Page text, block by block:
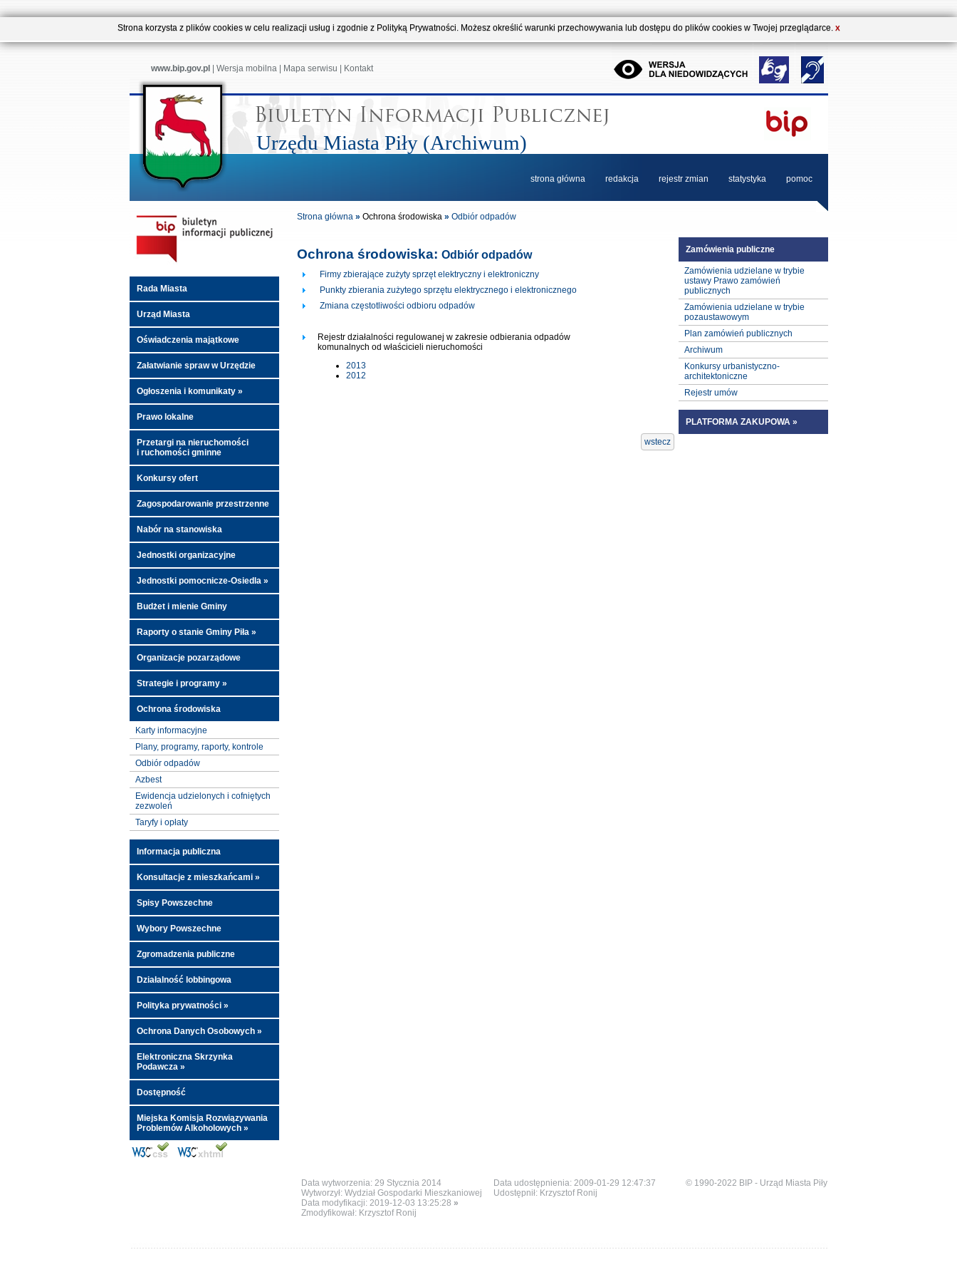
Strona korzysta z plików cookies w celu realizacji usług i zgodnie z Polityką Prywatności. Możesz określić warunki przechowywania lub dostępu do plików cookies w Twojej przeglądarce. X
www.bip.gov.pl Wersja mobilna| Mapa serwisu Kontakt
Urzędu Miasta Piły (Archiwum)
strona główna redakcja rejestr zmian statystyka pomoc
Rada Miasta
Urząd Miasta
Oświadczenia majątkowe
Załatwianie spraw w Urzędzie
Ogłoszenia i komunikaty »
Prawo lokalne
Przetargi na nieruchomości
i ruchomości gminne
Konkursy ofert
Zagospodarowanie przestrzenne
Nabór na stanowiska
Jednostki organizacyjne
Jednostki pomocnicze-Osiedla »
Budżet i mienie Gminy
Raporty o stanie Gminy Piła »
Organizacje pozarządowe
Strategie i programy »
Ochrona środowiska
Karty informacyjne
Plany, programy, raporty, kontrole
Odbiór odpadów
Azbest
Ewidencja udzielonych i cofniętych
zezwoleń
Taryfy i opłaty
Informacja publiczna
Konsultacje z mieszkańcami »
Spisy Powszechne
Wybory Powszechne
Zgromadzenia publiczne
Działalność lobbingowa
Polityka prywatności »
Ochrona Danych Osobowych »
Elektroniczna Skrzynka
Podawcza »
Dostępność
Miejska Komisja Rozwiązywania
Problemów Alkoholowych »
Strona główna » Ochrona środowiska » Odbiór odpadów
Ochrona środowiska: Odbiór odpadów
Firmy zbierające zużyty sprzęt elektryczny i elektroniczny
Punkty zbierania zużytego sprzętu elektrycznego i elektronicznego
Zmiana częstotliwości odbioru odpadów
Rejestr działalności regulowanej w zakresie odbierania odpadów
komunalnych od właścicieli nieruchomości
2013
2012
wstecz
Zamówienia publiczne
Zamówienia udzielane w trybie
ustawy Prawo zamówień
publicznych
Zamówienia udzielane w trybie
pozaustawowym
Plan zamówień publicznych
Archiwum
Konkursy urbanistyczno-
architektoniczne
Rejestr umów
PLATFORMA ZAKUPOWA »
© 1990-2022 BIP - Urząd Miasta Piły
Data udostępnienia: 2009-01-29 12:47:37
Udostępnił: Krzysztof Ronij
Data wytworzenia: 29 Stycznia 2014
Wytworzył: Wydział Gospodarki Mieszkaniowej
Data modyfikacji: 2019-12-03 13:25:28 »
Zmodyfikował: Krzysztof Ronij